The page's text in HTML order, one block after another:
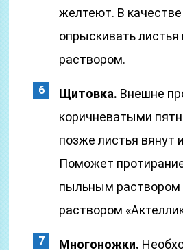
желтеют. В
опрыскивать
раствором.
Щитовка. Внешне
коричневатыми
позже листья вянут
Поможет
пыльным раствором
раствором
Многоножки.